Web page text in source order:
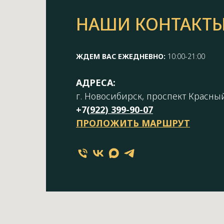
НАШИ
ЖДЕМ ВАС ЕЖЕДНЕВНО: 10:00-21:00
АДРЕСА:
г. Новосибирск, проспект
+7(922) 399-90-07
ПРОЛОЖИТЬ МАРШРУТ